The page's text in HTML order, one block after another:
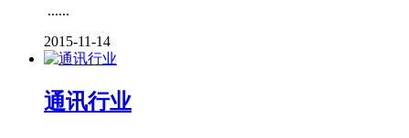
......
2015-11-14
通讯行业